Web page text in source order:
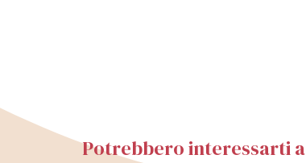
Potrebbero interessarti